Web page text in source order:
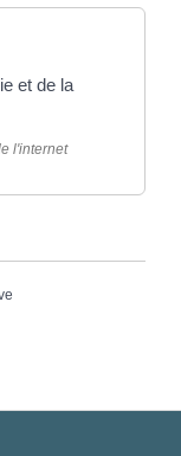
et de la
l'internet